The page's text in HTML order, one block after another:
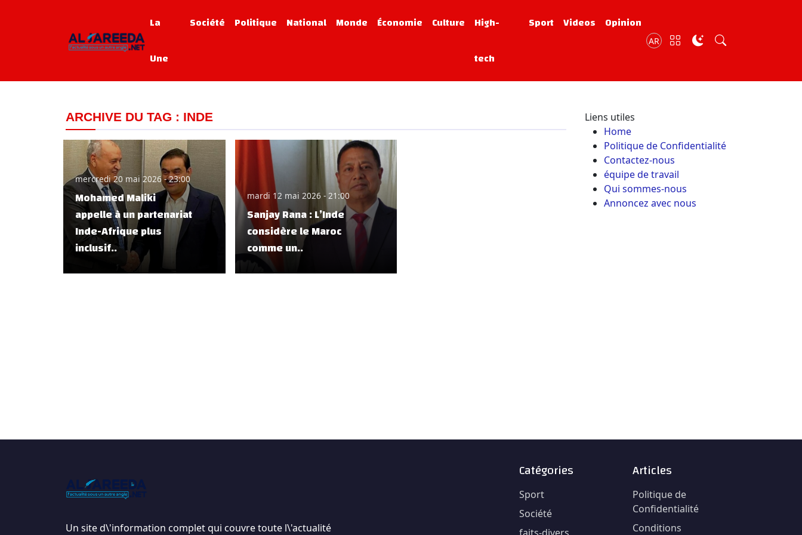
La
Une
Société Politique National Monde Économie Culture High-
tech
Sport Videos Opinion
AR
ARCHIVE DU TAG : INDE
mercredi 20 mai 2026 - 23:00
Mohamed Maliki
appelle à un partenariat
Inde-Afrique plus
inclusif..
mardi 12 mai 2026 - 21:00
Sanjay Rana : L’Inde
considère le Maroc
comme un..
Liens utiles
Home
Politique de Confidentialité
Contactez-nous
équipe de travail
Qui sommes-nous
Annoncez avec nous
Un site d\'information complet qui couvre toute l\'actualité
Catégories
Sport
Société
Articles
Politique de
Confidentialité
Conditions